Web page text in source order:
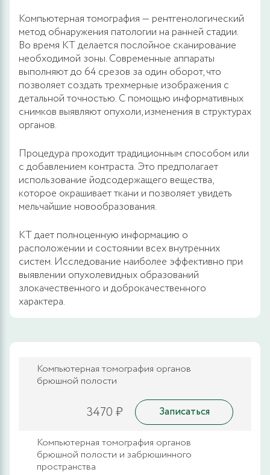
Компьютерная томография — рентгенологический
метод обнаружения патологии на ранней стадии.
Во время КТ делается послойное сканирование
необходимой зоны. Современные аппараты
выполняют до 64 срезов за один оборот, что
позволяет создать трехмерные изображения с
детальной точностью. С помощью информативных
снимков выявляют опухоли, изменения в структурах
органов.
Процедура проходит традиционным способом или
с добавлением контраста. Это предполагает
использование йодсодержащего вещества,
которое окрашивает ткани и позволяет увидеть
мельчайшие новообразования.
КТ дает полноценную информацию о
расположении и состоянии всех внутренних
систем. Исследование наиболее эффективно при
выявлении опухолевидных образований
злокачественного и доброкачественного
характера.
Компьютерная томография органов
брюшной полости
3470 ₽ Записаться
Компьютерная томография органов
брюшной полости и забрюшинного
пространства